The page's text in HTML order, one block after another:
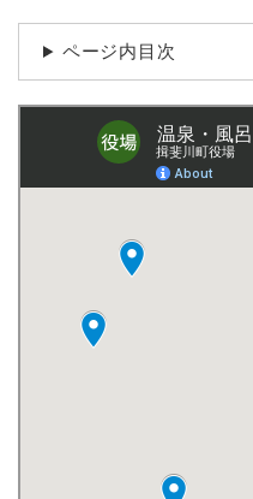
ページ内目次